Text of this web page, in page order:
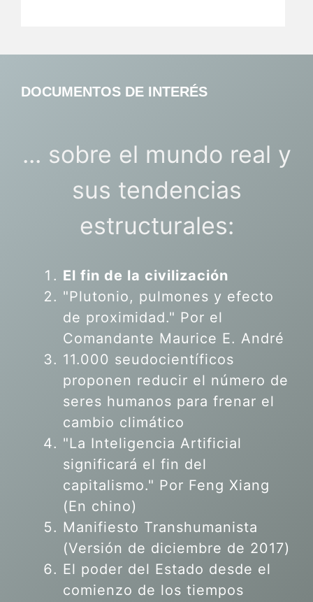
DOCUMENTOS DE INTERÉS
... sobre el mundo real y
sus tendencias
estructurales:
El fin de la civilización
"Plutonio, pulmones y efecto
de proximidad." Por el
Comandante Maurice E. André
11.000 seudocientíficos
proponen reducir el número de
seres humanos para frenar el
cambio climático
"La Inteligencia Artificial
significará el fin del
capitalismo." Por Feng Xiang
(En chino)
Manifiesto Transhumanista
(Versión de diciembre de 2017)
El poder del Estado desde el
comienzo de los tiempos